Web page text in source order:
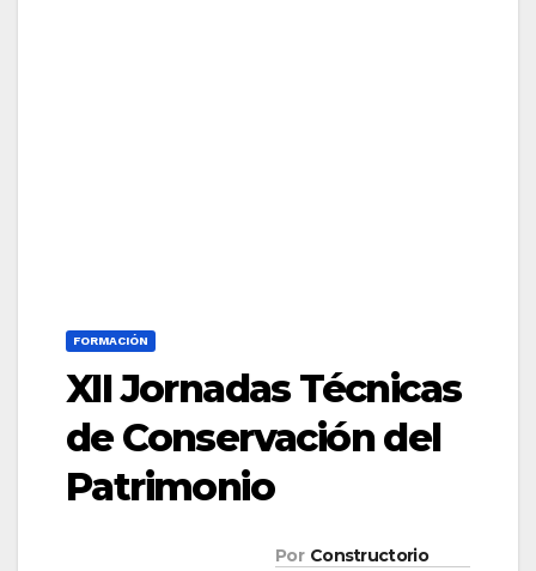
FORMACIÓN
XII Jornadas Técnicas
de Conservación del
Patrimonio
Por Constructorio